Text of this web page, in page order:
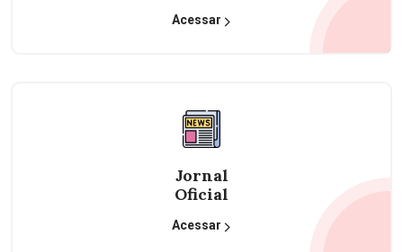
Acessar
Jornal
Oficial
Acessar